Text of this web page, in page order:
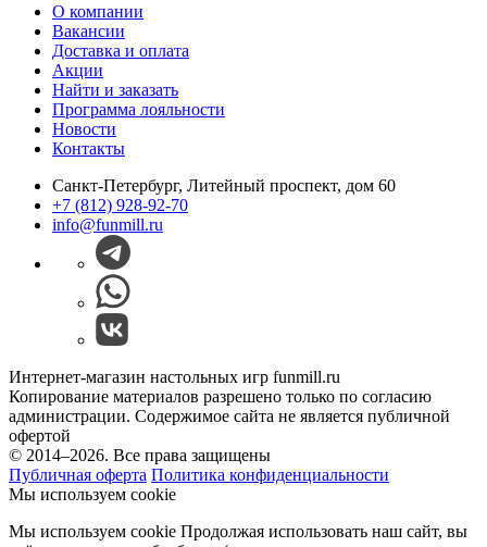
О компании
Вакансии
Доставка и оплата
Акции
Найти и заказать
Программа лояльности
Новости
Контакты
Санкт-Петербург, Литейный проспект, дом 60
+7 (812) 928-92-70
info@funmill.ru
Интернет-магазин настольных игр funmill.ru
Копирование материалов разрешено только по согласию
администрации. Содержимое сайта не является публичной
офертой
© 2014–2026. Все права защищены
Публичная оферта Политика конфиденциальности
Мы используем cookie
Мы используем cookie Продолжая использовать наш cайт, вы